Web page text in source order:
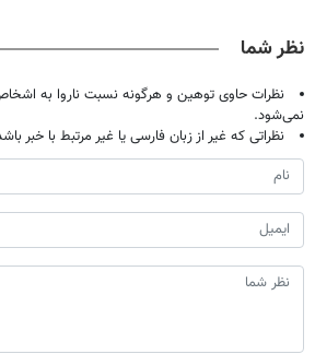
نظر شما
نظرات حاوی توهین و هرگونه نسبت ناروا به
نمی‌شود.
نظراتی که غیر از زبان فارسی یا غیر مرتبط با خبر